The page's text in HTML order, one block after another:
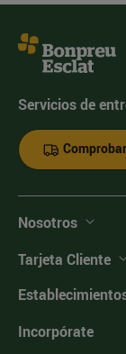
Servicios de
Nosotros
Tarjeta Cliente
Incorpórate